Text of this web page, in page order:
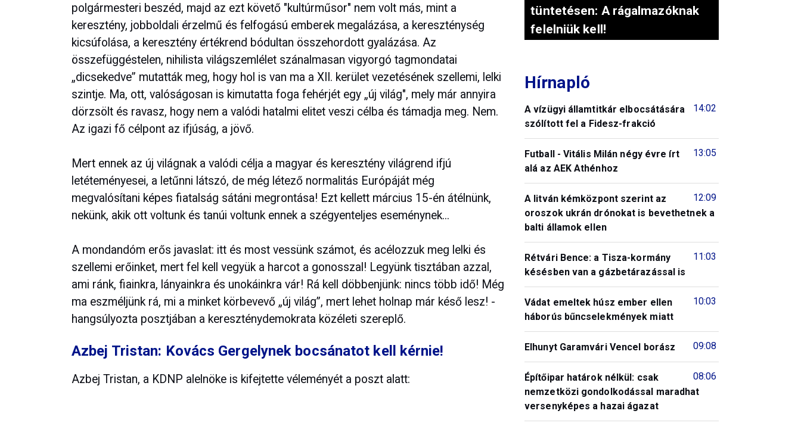
polgármesteri beszéd, majd az ezt követő "kultúrműsor" nem volt más, mint a
keresztény, jobboldali érzelmű és felfogású emberek megalázása, a kereszténység
kicsúfolása, a keresztény értékrend bódultan összehordott gyalázása. Az
összefüggéstelen, nihilista világszemlélet szánalmasan vigyorgó tagmondatai
„dicsekedve” mutatták meg, hogy hol is van ma a XII. kerület vezetésének szellemi, lelki
szintje. Ma, ott, valóságosan is kimutatta foga fehérjét egy „új világ", mely már annyira
dörzsölt és ravasz, hogy nem a valódi hatalmi elitet veszi célba és támadja meg. Nem.
Az igazi fő célpont az ifjúság, a jövő.
Mert ennek az új világnak a valódi célja a magyar és keresztény világrend ifjú
letéteményesei, a letűnni látszó, de még létező normalitás Európáját még
megvalósítani képes fiatalság sátáni megrontása! Ezt kellett március 15-én átélnünk,
nekünk, akik ott voltunk és tanúi voltunk ennek a szégyenteljes eseménynek...
A mondandóm erős javaslat: itt és most vessünk számot, és acélozzuk meg lelki és
szellemi erőinket, mert fel kell vegyük a harcot a gonosszal! Legyünk tisztában azzal,
ami ránk, fiainkra, lányainkra és unokáinkra vár! Rá kell döbbenjünk: nincs több idő! Még
ma eszméljünk rá, mi a minket körbevevő „új világ”, mert lehet holnap már késő lesz! -
hangsúlyozta posztjában a kereszténydemokrata közéleti szereplő.
Azbej Tristan: Kovács Gergelynek bocsánatot kell kérnie!
Azbej Tristan, a KDNP alelnöke is kifejtette véleményét a poszt alatt:
tüntetésen: A rágalmazóknak
felelniük kell!
Hírnapló
14:02
A vízügyi államtitkár elbocsátására
szólított fel a Fidesz-frakció
13:05
Futball - Vitális Milán négy évre írt
alá az AEK Athénhoz
12:09
A litván kémközpont szerint az
oroszok ukrán drónokat is bevethetnek a
balti államok ellen
11:03
Rétvári Bence: a Tisza-kormány
késésben van a gázbetárazással is
10:03
Vádat emeltek húsz ember ellen
háborús bűncselekmények miatt
09:08
Elhunyt Garamvári Vencel borász
08:06
Építőipar határok nélkül: csak
nemzetközi gondolkodással maradhat
versenyképes a hazai ágazat